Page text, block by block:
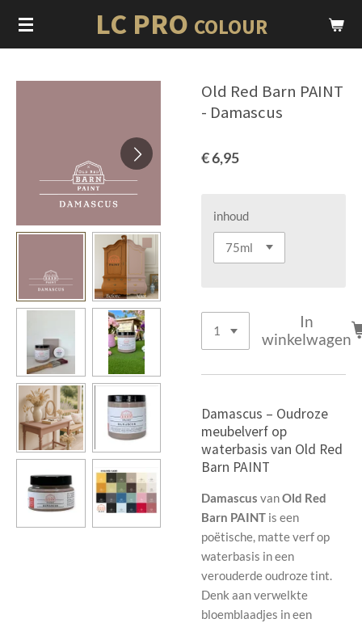
Ga
direct
LC PRO COLOUR
Old Red Barn PAINT
- Damascus
€ 6,95
inhoud
In
winkelwagen
Damascus – Oudroze
meubelverf op
waterbasis van Old Red
Barn PAINT
Damascus vanOld Red
Barn PAINT is een
poëtische, matte verf op
waterbasis in een
verouderde oudroze tint.
Denk aan verwelkte
bloemblaadjes in een